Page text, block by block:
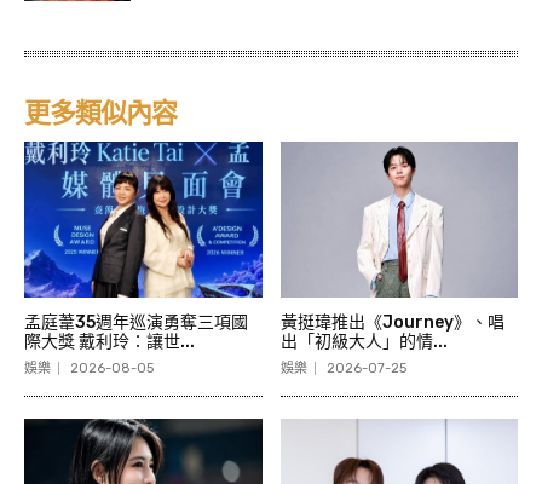
更多類似內容
孟庭葦35週年巡演勇奪三項國
際大獎 戴利玲：讓世...
娛樂 2026-08-05
黃挺瑋推出《Journey》、唱
出「初級大人」的情...
娛樂 2026-07-25